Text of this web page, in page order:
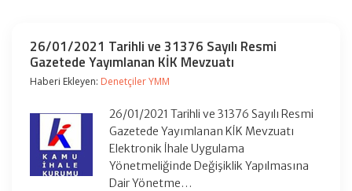
26/01/2021 Tarihli ve 31376 Sayılı Resmi
Gazetede Yayımlanan KİK Mevzuatı
Haberi Ekleyen: Denetçiler YMM
26/01/2021 Tarihli ve 31376 Sayılı Resmi
Gazetede Yayımlanan KİK Mevzuatı
Elektronik İhale Uygulama
Yönetmeliğinde Değişiklik Yapılmasına
Dair Yönetme…